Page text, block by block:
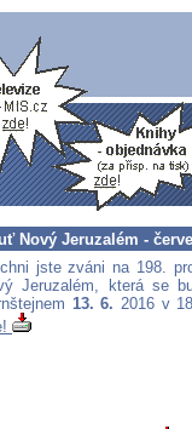
Nový Jeruzalém -
jste zváni na 198.
Jeruzalém, která se
13. 6. 2016 v